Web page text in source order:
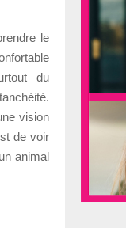
le
du
vision
de voir
animal